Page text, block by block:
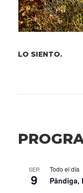
LO SIENTO.
SEP
9
Todo el día
Pândiga,